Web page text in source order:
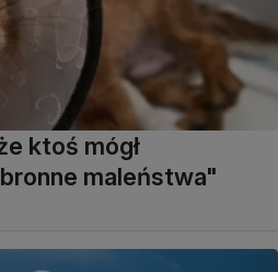
ktoś mógł
maleństwa"